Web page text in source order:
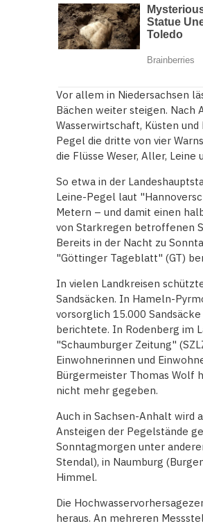
Vor allem in Niedersachsen
Bächen weiter steigen. Nach
Wasserwirtschaft, Küsten
Pegel die dritte von vier
die Flüsse Weser, Aller, Leine
So etwa in der
Leine-Pegel laut
Metern – und damit einen
von Starkregen betroffenen
Bereits in der Nacht zu
"Göttinger Tageblatt" (GT)
In vielen Landkreisen
Sandsäcken. In Hameln-
vorsorglich 15.000
berichtete. In Rodenberg im
"Schaumburger Zeitung"
Einwohnerinnen und
Bürgermeister Thomas Wolf
nicht mehr gegeben.
Auch in Sachsen-Anhalt wird
Ansteigen der Pegelstände
Sonntagmorgen unter
Stendal), in Naumburg
Himmel.
Die
heraus. An mehreren